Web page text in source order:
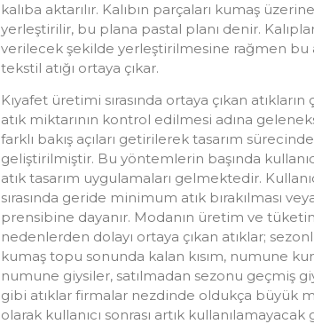
kalıba aktarılır. Kalıbın parçaları kumaş
yerleştirilir, bu plana pastal planı denir.
verilecek şekilde yerleştirilmesine rağmen bu
tekstil atığı ortaya çıkar.
Kıyafet üretimi sırasında ortaya çıkan
atık miktarının kontrol edilmesi adına
farklı bakış açıları getirilerek tasarım
geliştirilmiştir. Bu yöntemlerin başında
atık tasarım uygulamaları gelmektedir.
sırasında geride minimum atık bırakılması
prensibine dayanır. Modanın üretim ve
nedenlerden dolayı ortaya çıkan atıklar;
kumaş topu sonunda kalan kısım, numune
numune giysiler, satılmadan sezonu geçmiş
gibi atıklar firmalar nezdinde oldukça büyük
olarak kullanıcı sonrası artık kullanılamayacak